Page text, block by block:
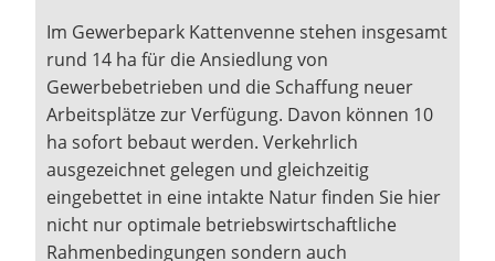
Im Gewerbepark Kattenvenne stehen insgesamt
rund 14 ha für die Ansiedlung von
Gewerbebetrieben und die Schaffung neuer
Arbeitsplätze zur Verfügung. Davon können 10
ha sofort bebaut werden. Verkehrlich
ausgezeichnet gelegen und gleichzeitig
eingebettet in eine intakte Natur finden Sie hier
nicht nur optimale betriebswirtschaftliche
Rahmenbedingungen sondern auch